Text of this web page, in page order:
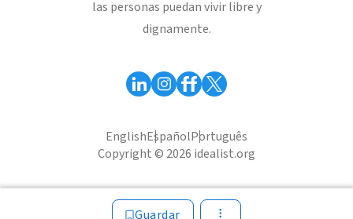
Guardar
las personas puedan vivir libre y
dignamente.
EnglishEspañolPortuguês
Copyright © 2026 idealist.org